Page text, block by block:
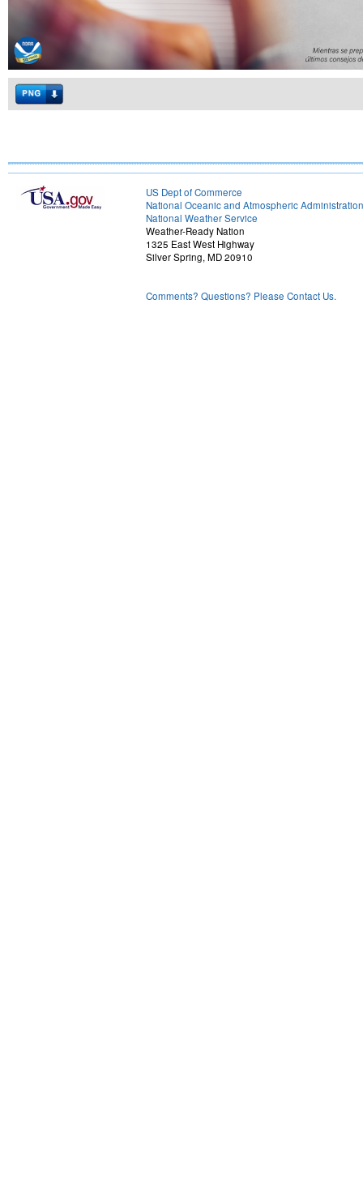
US Dept of Commerce
National Oceanic and Atmospheric Administration
National Weather Service
Weather-Ready Nation
1325 East West Highway
Silver Spring, MD 20910
Comments? Questions? Please Contact Us.